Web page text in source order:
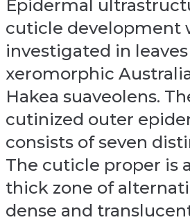
Epidermal
cuticle development
investigated in
xeromorphic
Hakea suaveolens.
cutinized outer
consists of seven
The cuticle proper is
thick zone of
dense and